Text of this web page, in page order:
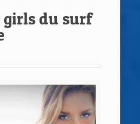
girls du surf